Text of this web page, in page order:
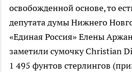
освобожденной основе, то
депутата думы Нижнего
«Единая Россия» Елены
заметили сумочку Christian
1 495 фунтов стерлингов